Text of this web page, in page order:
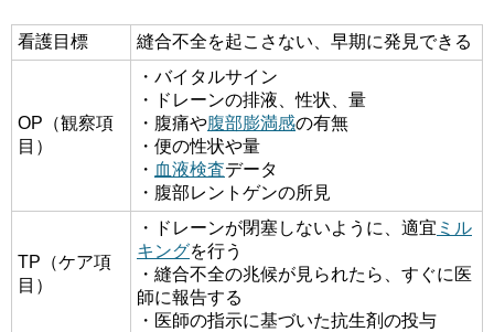
看護目標 縫合不全を起こさない、早期に発見できる
OP（観察項
目）
・バイタルサイン
・ドレーンの排液、性状、量
・腹痛や腹部膨満感の有無
・便の性状や量
・ 血液検査データ
・腹部レントゲンの所見
TP（ケア項
目）
・ドレーンが閉塞しないように、適宜 ミル
キングを行う
・縫合不全の兆候が見られたら、すぐに医
師に報告する
・医師の指示に基づいた抗生剤の投与